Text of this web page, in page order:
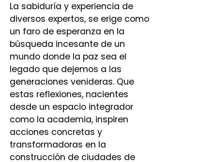
La sabiduría y experiencia de
diversos expertos, se erige como
un faro de esperanza en la
búsqueda incesante de un
mundo donde la paz sea el
legado que dejemos a las
generaciones venideras. Que
estas reflexiones, nacientes
desde un espacio integrador
como la academia, inspiren
acciones concretas y
transformadoras en la
construcción de ciudades de